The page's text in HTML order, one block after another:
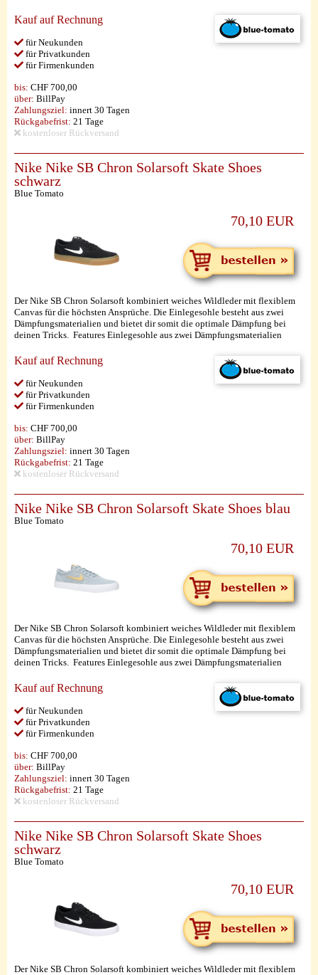
Kauf auf Rechnung
für Neukunden
für Privatkunden
für Firmenkunden
bis: CHF 700,00
über: BillPay
Zahlungsziel: innert 30 Tagen
Rückgabefrist: 21 Tage
kostenloser Rückversand
Nike Nike SB Chron Solarsoft Skate Shoes
schwarz
Blue Tomato
70,10 EUR
Der Nike SB Chron Solarsoft kombiniert weiches Wildleder mit flexiblem
Canvas für die höchsten Ansprüche. Die Einlegesohle besteht aus zwei
Dämpfungsmaterialien und bietet dir somit die optimale Dämpfung bei
deinen Tricks. Features Einlegesohle aus zwei Dämpfungsmaterialien
Kauf auf Rechnung
für Neukunden
für Privatkunden
für Firmenkunden
bis: CHF 700,00
über: BillPay
Zahlungsziel: innert 30 Tagen
Rückgabefrist: 21 Tage
kostenloser Rückversand
Nike Nike SB Chron Solarsoft Skate Shoes blau
Blue Tomato
70,10 EUR
Der Nike SB Chron Solarsoft kombiniert weiches Wildleder mit flexiblem
Canvas für die höchsten Ansprüche. Die Einlegesohle besteht aus zwei
Dämpfungsmaterialien und bietet dir somit die optimale Dämpfung bei
deinen Tricks. Features Einlegesohle aus zwei Dämpfungsmaterialien
Kauf auf Rechnung
für Neukunden
für Privatkunden
für Firmenkunden
bis: CHF 700,00
über: BillPay
Zahlungsziel: innert 30 Tagen
Rückgabefrist: 21 Tage
kostenloser Rückversand
Nike Nike SB Chron Solarsoft Skate Shoes
schwarz
Blue Tomato
70,10 EUR
Der Nike SB Chron Solarsoft kombiniert weiches Wildleder mit flexiblem